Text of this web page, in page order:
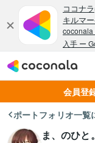
会員登
ポートフォリオ一覧
ま、のひと。